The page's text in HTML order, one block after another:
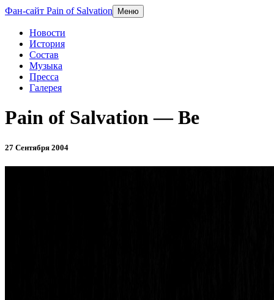
Фан-сайт Pain of Salvation Меню
Новости
История
Состав
Музыка
Пресса
Галерея
Pain of Salvation — Be
27 Сентября 2004